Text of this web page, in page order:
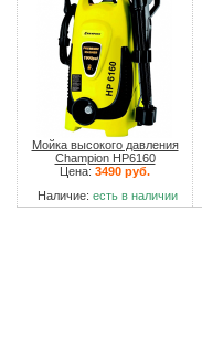
Мойка высокого давления
Champion HP6160
Цена: 3490 руб.
Наличие: есть в наличии